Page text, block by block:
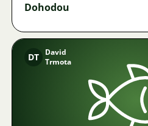
Dohodou
DT
David
Trmota